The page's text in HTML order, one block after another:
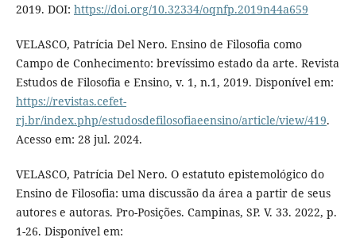
2019. DOI: https://doi.org/10.32334/oqnfp.2019n44a659
VELASCO, Patrícia Del Nero. Ensino de Filosofia como
Campo de Conhecimento: brevíssimo estado da arte. Revista
Estudos de Filosofia e Ensino, v. 1, n.1, 2019. Disponível em:
https://revistas.cefet-
rj.br/index.php/estudosdefilosofiaeensino/article/view/419.
Acesso em: 28 jul. 2024.
VELASCO, Patrícia Del Nero. O estatuto epistemológico do
Ensino de Filosofia: uma discussão da área a partir de seus
autores e autoras. Pro-Posições. Campinas, SP. V. 33. 2022, p.
1-26. Disponível em: